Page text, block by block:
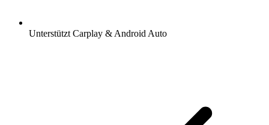
Unterstützt Carplay & Android Auto